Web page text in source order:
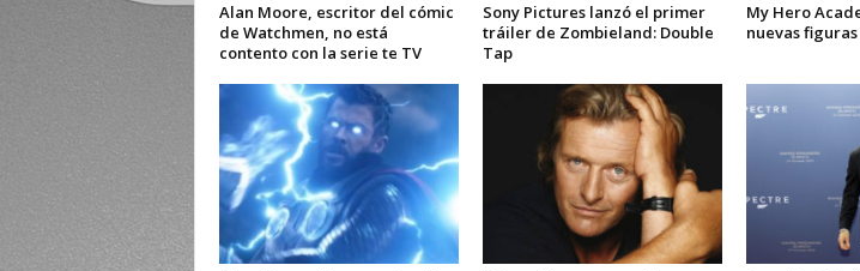
Alan Moore, escritor del cómic
de Watchmen, no está
contento con la serie te TV
Sony Pictures lanzó el primer
tráiler de Zombieland: Double
Tap
My Hero
nuevas